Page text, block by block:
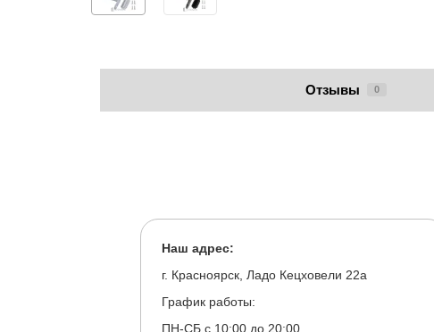
Отзывы 0
Наш адрес:
г. Красноярск, Ладо Кецховели 22а
График работы:
ПН-СБ с 10:00 до 20:00